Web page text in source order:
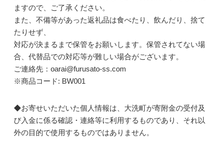
ますので、ご了承ください。
また、不備等があった返礼品は食べたり、飲んだり、捨て
たりせず、
対応が決まるまで保管をお願いします。保管されてない場
合、代替品での対応等が難しい場合がございます。
ご連絡先：oarai@furusato-ss.com
※商品コード: BW001
◆お寄せいただいた個人情報は、大洗町が寄附金の受付及
び入金に係る確認・連絡等に利用するものであり、それ以
外の目的で使用するものではありません。